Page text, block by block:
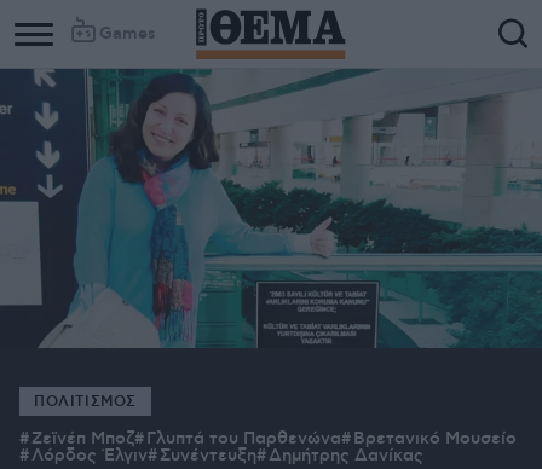
Games
ΠΟΛΙΤΙΣΜΟΣ
Ζεϊνέπ Μποζ Γλυπτά του Παρθενώνα Βρετανικό Μουσείο
Λόρδος Έλγιν Συνέντευξη Δημήτρης Δανίκας